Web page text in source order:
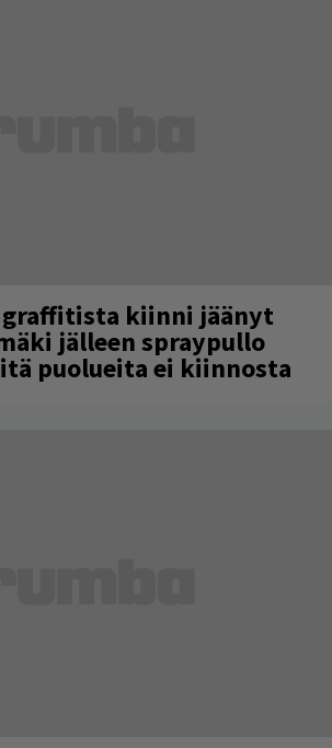
kiinni jäänyt
jälleen spraypullo
puolueita ei kiinnosta